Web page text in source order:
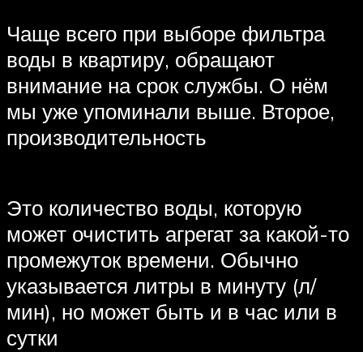
Чаще всего при выборе фильтра
воды в квартиру, обращают
внимание на срок службы. О нём
мы уже упоминали выше. Второе,
производительность
Это количество воды, которую
может очистить агрегат за какой-то
промежуток времени. Обычно
указывается литры в минуту (л/
мин), но может быть и в час или в
сутки